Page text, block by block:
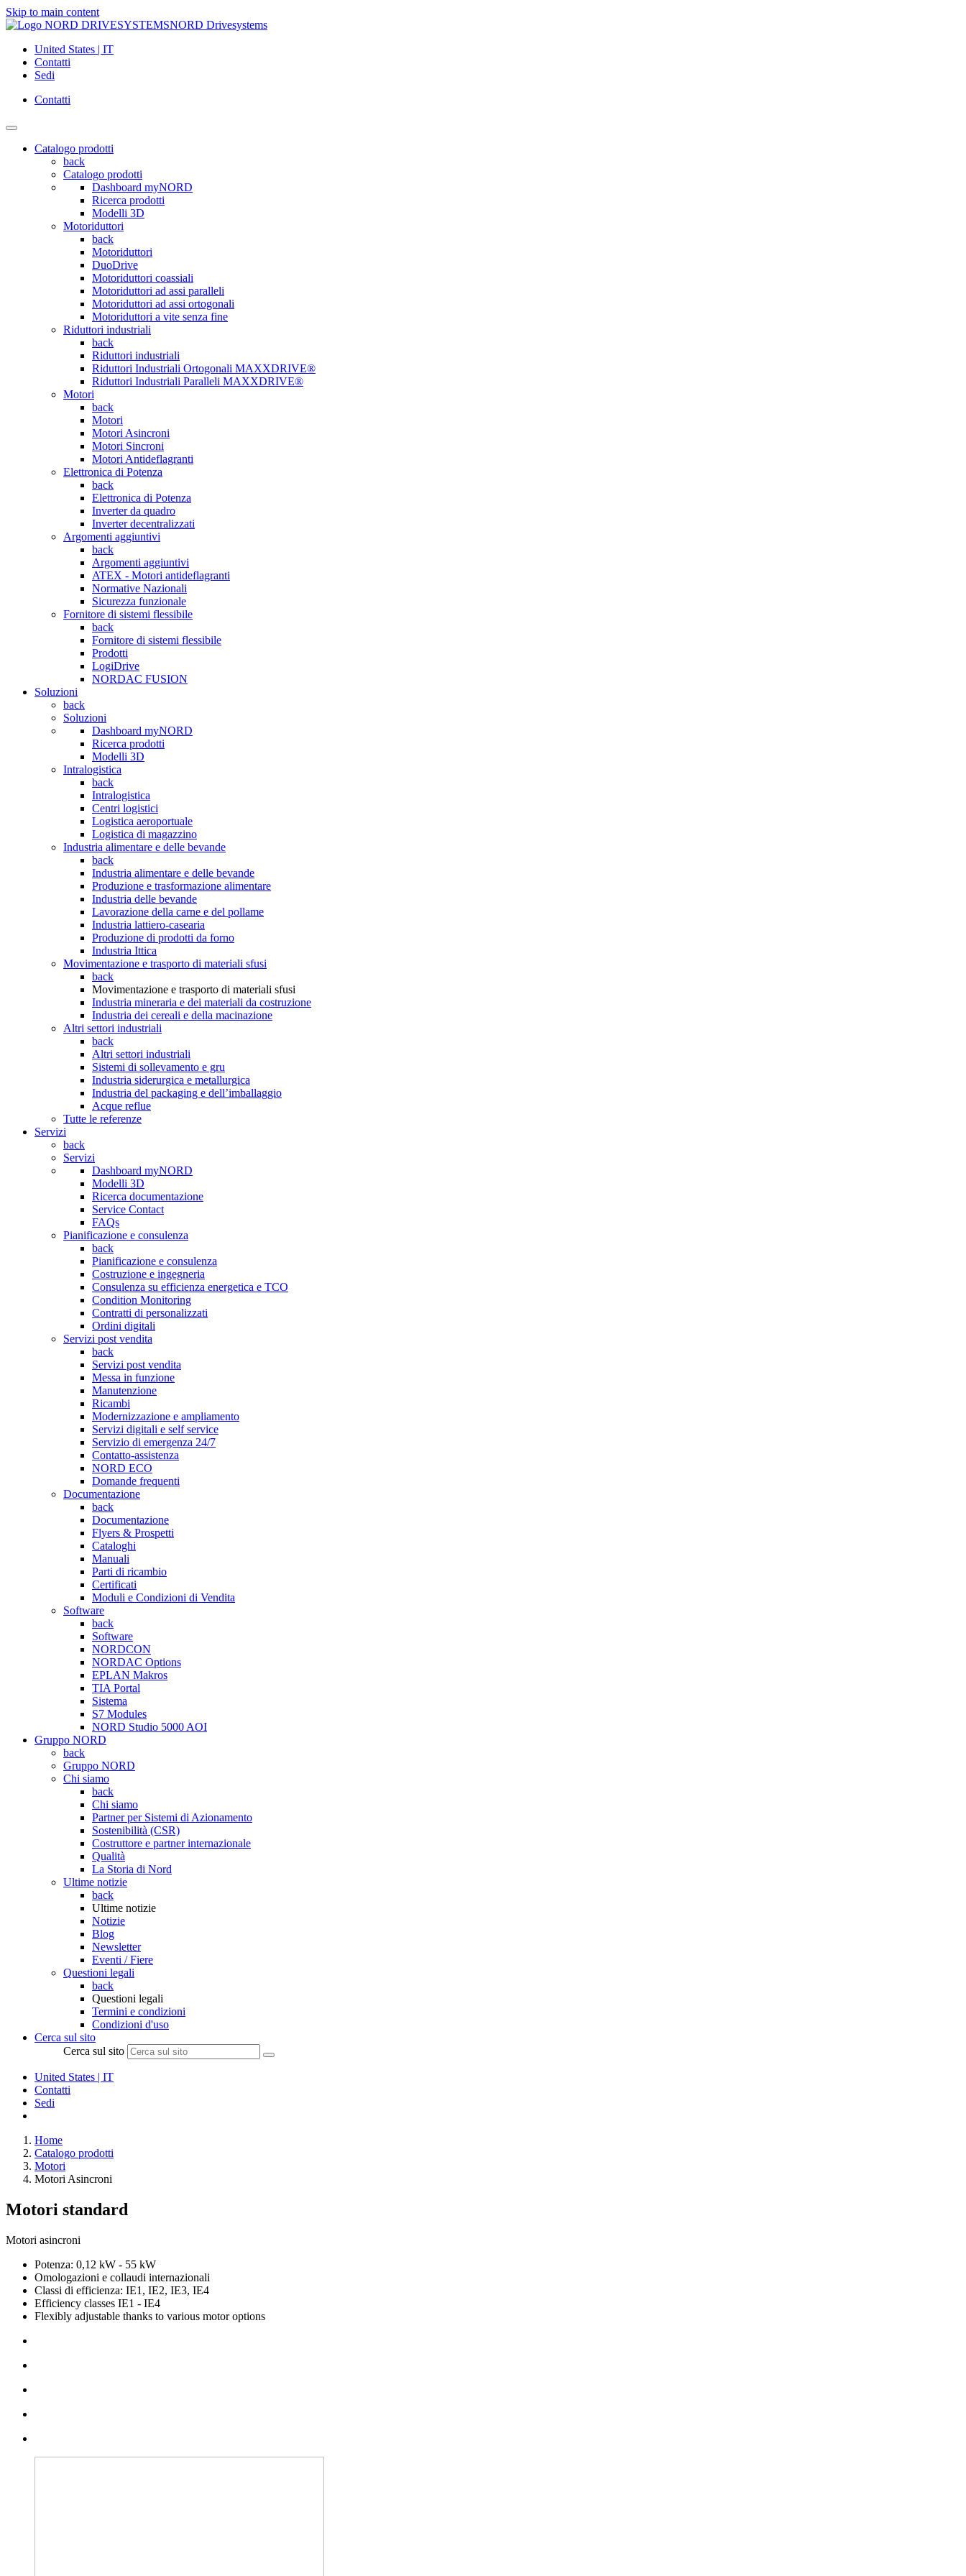
Skip to main content
NORD Drivesystems
United States | IT
Contatti
Sedi
Contatti
Catalogo prodotti
back
Catalogo prodotti
Dashboard myNORD
Ricerca prodotti
Modelli 3D
Motoriduttori
back
Motoriduttori
DuoDrive
Motoriduttori coassiali
Motoriduttori ad assi paralleli
Motoriduttori ad assi ortogonali
Motoriduttori a vite senza fine
Riduttori industriali
back
Riduttori industriali
Riduttori Industriali Ortogonali MAXXDRIVE®
Riduttori Industriali Paralleli MAXXDRIVE®
Motori
back
Motori
Motori Asincroni
Motori Sincroni
Motori Antideflagranti
Elettronica di Potenza
back
Elettronica di Potenza
Inverter da quadro
Inverter decentralizzati
Argomenti aggiuntivi
back
Argomenti aggiuntivi
ATEX - Motori antideflagranti
Normative Nazionali
Sicurezza funzionale
Fornitore di sistemi flessibile
back
Fornitore di sistemi flessibile
Prodotti
LogiDrive
NORDAC FUSION
Soluzioni
back
Soluzioni
Dashboard myNORD
Ricerca prodotti
Modelli 3D
Intralogistica
back
Intralogistica
Centri logistici
Logistica aeroportuale
Logistica di magazzino
Industria alimentare e delle bevande
back
Industria alimentare e delle bevande
Produzione e trasformazione alimentare
Industria delle bevande
Lavorazione della carne e del pollame
Industria lattiero-casearia
Produzione di prodotti da forno
Industria Ittica
Movimentazione e trasporto di materiali sfusi
back
Movimentazione e trasporto di materiali sfusi
Industria mineraria e dei materiali da costruzione
Industria dei cereali e della macinazione
Altri settori industriali
back
Altri settori industriali
Sistemi di sollevamento e gru
Industria siderurgica e metallurgica
Industria del packaging e dell’imballaggio
Acque reflue
Tutte le referenze
Servizi
back
Servizi
Dashboard myNORD
Modelli 3D
Ricerca documentazione
Service Contact
FAQs
Pianificazione e consulenza
back
Pianificazione e consulenza
Costruzione e ingegneria
Consulenza su efficienza energetica e TCO
Condition Monitoring
Contratti di personalizzati
Ordini digitali
Servizi post vendita
back
Servizi post vendita
Messa in funzione
Manutenzione
Ricambi
Modernizzazione e ampliamento
Servizi digitali e self service
Servizio di emergenza 24/7
Contatto-assistenza
NORD ECO
Domande frequenti
Documentazione
back
Documentazione
Flyers & Prospetti
Cataloghi
Manuali
Parti di ricambio
Certificati
Moduli e Condizioni di Vendita
Software
back
Software
NORDCON
NORDAC Options
EPLAN Makros
TIA Portal
Sistema
S7 Modules
NORD Studio 5000 AOI
Gruppo NORD
back
Gruppo NORD
Chi siamo
back
Chi siamo
Partner per Sistemi di Azionamento
Sostenibilità (CSR)
Costruttore e partner internazionale
Qualità
La Storia di Nord
Ultime notizie
back
Ultime notizie
Notizie
Blog
Newsletter
Eventi / Fiere
Questioni legali
back
Questioni legali
Termini e condizioni
Condizioni d'uso
Cerca sul sito
Cerca sul sito
United States | IT
Contatti
Sedi
Home
Catalogo prodotti
Motori
Motori Asincroni
Motori standard
Motori asincroni
Potenza: 0,12 kW - 55 kW
Omologazioni e collaudi internazionali
Classi di efficienza: IE1, IE2, IE3, IE4
Efficiency classes IE1 - IE4
Flexibly adjustable thanks to various motor options